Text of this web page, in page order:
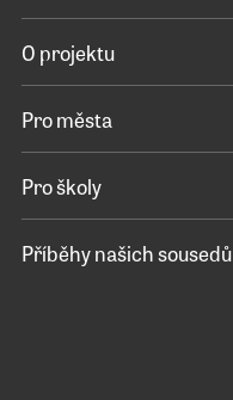
O projektu
Pro města
Pro školy
Příběhy našich sousedů